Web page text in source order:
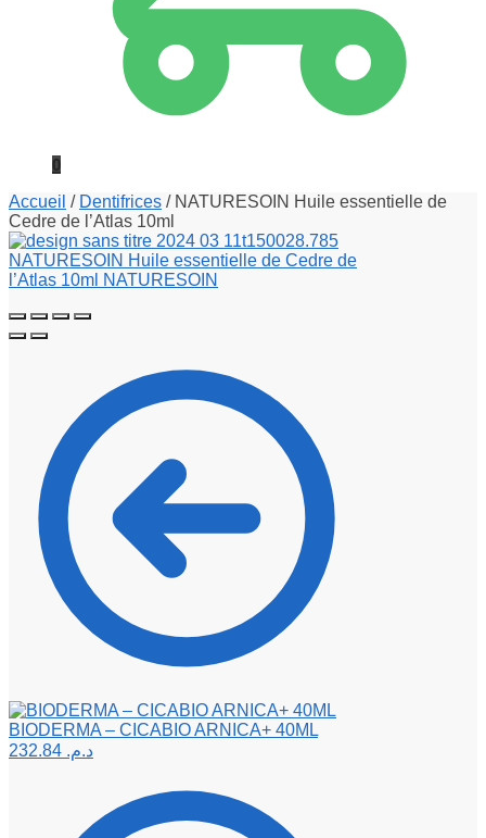
0
Accueil / Dentifrices / NATURESOIN Huile essentielle de
Cedre de l’Atlas 10ml
BIODERMA – CICABIO ARNICA+ 40ML
د.م.